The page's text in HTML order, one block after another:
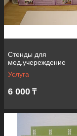
Стенды для
мед.учереждение
Услуга
6 000 ₸